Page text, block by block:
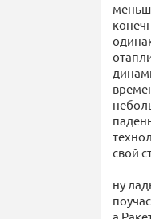
свой
ну